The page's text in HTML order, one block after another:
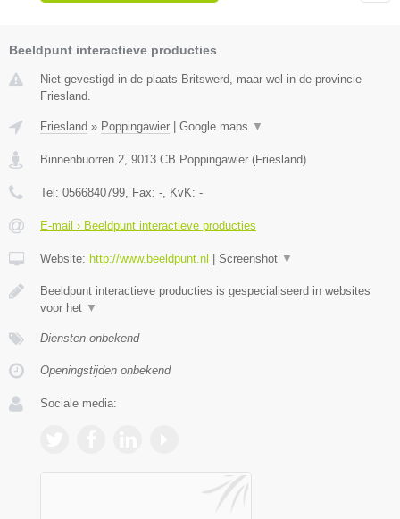
Beeldpunt interactieve producties
Niet gevestigd in de plaats Britswerd, maar wel in de provincie
Friesland.
Friesland » Poppingawier Google maps ▼
Binnenbuorren 2, 9013 CB Poppingawier (Friesland)
Tel: 0566840799, Fax: -, KvK: -
E-mail › Beeldpunt interactieve producties
Website: http://www.beeldpunt.nl Screenshot ▼
Beeldpunt interactieve producties is gespecialiseerd in websites
voor het ▼
Diensten onbekend
Openingstijden onbekend
Sociale media: